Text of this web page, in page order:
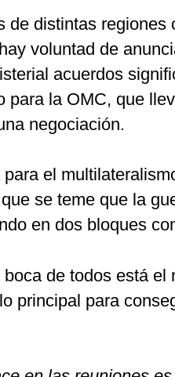
de distintas regiones
voluntad de
acuerdos
para la OMC, que
negociación.
el
se teme que la
en dos bloques
de todos está el
principal para